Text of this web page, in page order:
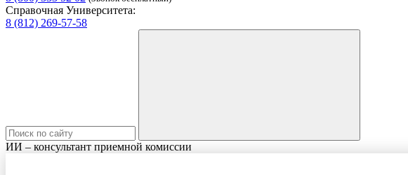
Справочная Университета:
8 (812) 269-57-58
ИИ – консультант приемной комиссии